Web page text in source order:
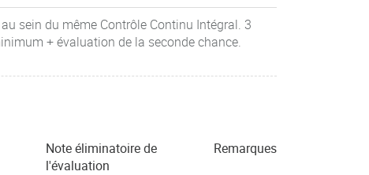
sein du même Contrôle Continu Intégral. 3
+ évaluation de la seconde chance.
Note éliminatoire de
l'évaluation
Remarques